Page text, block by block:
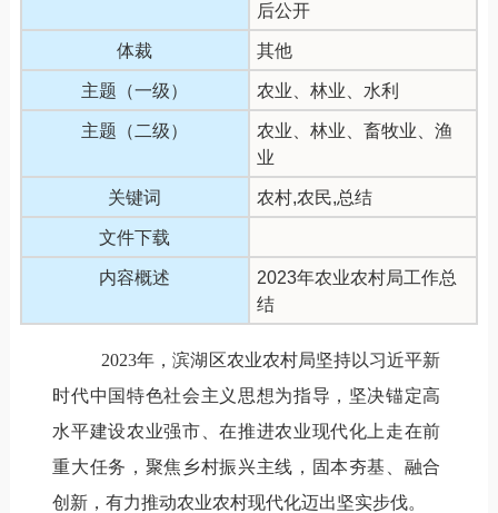
后公开
体裁 其他
主题（一级） 农业、林业、水利
主题（二级）
农业、林业、畜牧业、渔
业
关键词 农村,农民,总结
文件下载
内容概述
2023年农业农村局工作总
结
2023年，滨湖区农业农村局坚持以习近平新
时代中国特色社会主义思想为指导，坚决锚定高
水平建设农业强市、在推进农业现代化上走在前
重大任务，聚焦乡村振兴主线，固本夯基、融合
创新，有力推动农业农村现代化迈出坚实步伐。